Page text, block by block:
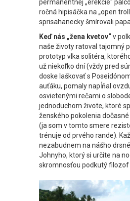
permanentnej „erekcie“
ročná hipisáčka na „open
sprisahanecky šmírovali
Keď nás „žena kvetov“v
naše životy ratoval tajomný
prototyp vlka solitéra,
už niekoľko dní (vždy pred
doske laškovať s
auťáku, pomaly napĺňal
osvietenými rečami o
jednoduchom živote, ktoré
ženského pokolenia
(ja som v tomto smere
trénuje od prvého rande).
nezabudnem na nášho
Johnyho, ktorý si určite na
skromnosťou podkutý filozof